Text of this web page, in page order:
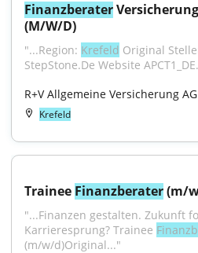
Finanzberater
(M/W/D)
"...Region: Krefeld Original
StepStone.De Website
R+V Allgemeine Versicherung AG
Krefeld
Trainee Finanzberater (m/
"...Finanzen gestalten. Zukunft
Karrieresprung? Trainee
(m/w/d)Original..."